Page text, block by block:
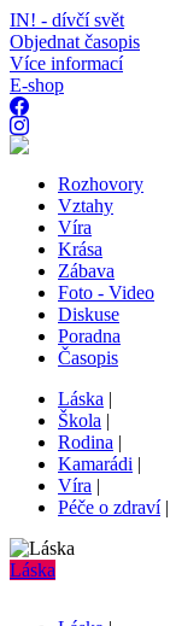
IN! - dívčí svět
Objednat časopis
Více informací
E-shop
Rozhovory
Vztahy
Víra
Krása
Zábava
Foto - Video
Diskuse
Poradna
Časopis
Láska |
Škola |
Rodina |
Kamarádi |
Víra |
Péče o zdraví|
Láska